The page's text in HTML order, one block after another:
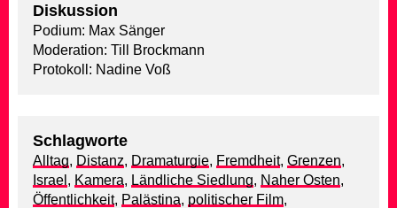
Diskussion
Podium: Max Sänger
Moderation: Till Brockmann
Protokoll: Nadine Voß
Schlagworte
Alltag, Distanz, Dramaturgie, Fremdheit, Grenzen,
Israel , Kamera, Ländliche Siedlung, Naher Osten,
Öffentlichkeit, Palästina, politischer Film,